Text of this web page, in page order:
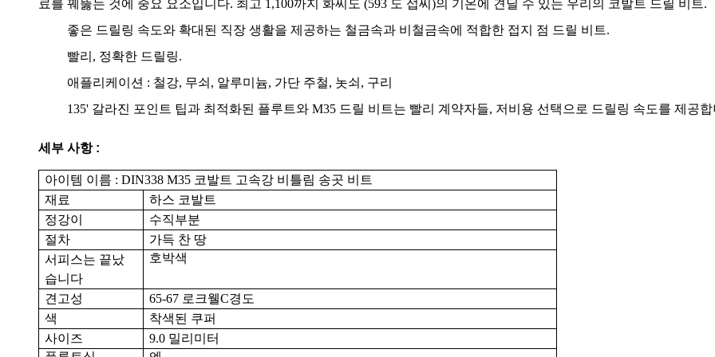
료를 꿰뚫는 것에 중요 요소입니다. 최고 1,100까지 화씨도 (593 도 섭씨)의 기온에 견딜 수 있는 우리의 코발트 드릴 비트.
좋은 드릴링 속도와 확대된 직장 생활을 제공하는 철금속과 비철금속에 적합한 접지 점 드릴 비트.
빨리, 정확한 드릴링.
애플리케이션 : 철강, 무쇠, 알루미늄, 가단 주철, 놋쇠, 구리
135' 갈라진 포인트 팁과 최적화된 플루트와 M35 드릴 비트는 빨리 계약자들, 저비용 선택으로 드릴링 속도를 제공
세부 사항 :
아이템 이름 :DIN338 M35 코발트 고속강 비틀림 송곳 비트
재료
하스 코발트
정강이
수직부분
절차
가득 찬 땅
서피스는 끝났
습니다
호박색
견고성
65-67 로크웰C경도
색
착색된 쿠퍼
사이즈
9.0 밀리미터